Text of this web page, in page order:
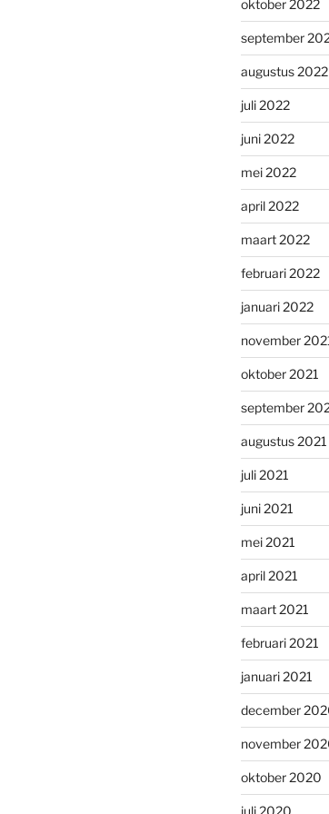
oktober 2022
september
augustus 2022
juli 2022
juni 2022
mei 2022
april 2022
maart 2022
februari 2022
januari 2022
november
oktober 2021
september
augustus 2021
juli 2021
juni 2021
mei 2021
april 2021
maart 2021
februari 2021
januari 2021
december
november
oktober 2020